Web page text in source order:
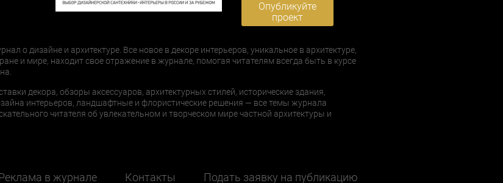
Опубликуйте
проект
о дизайне и архитектуре. Все новое в декоре интерьеров, уникальное в архитектуре,
и мире, находит свое отражение в журнале, помогая читателям всегда быть в курсе
декора, обзоры аксессуаров, архитектурных стилей, исторические здания,
интерьеров, ландшафтные и флористические решения — все темы журнала
читателя об увлекательном и творческом мире частной архитектуры и
в журнале Контакты Подать заявку на публикацию